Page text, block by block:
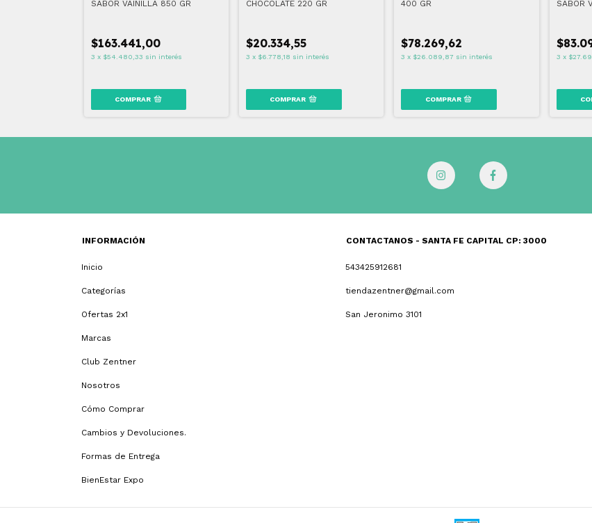
SABOR VAINILLA 850 GR
$163.441,00
3 x $54.480,33 sin interés
CHOCOLATE 220 GR
$20.334,55
3 x $6.778,18 sin interés
400 GR
$78.269,62
3 x $26.089,87 sin interés
SABOR
3 x
INFORMACIÓN
Inicio
Categorías
Ofertas 2x1
Marcas
Club Zentner
Nosotros
Cómo Comprar
Cambios y Devoluciones.
Formas de Entrega
BienEstar Expo
CONTACTANOS - SANTA FE CAPITAL CP: 3000
543425912681
tiendazentner@gmail.com
San Jeronimo 3101